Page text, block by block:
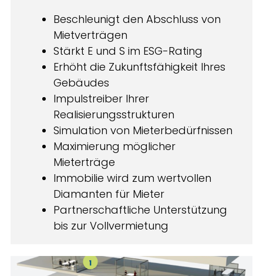
Beschleunigt den Abschluss von
Mietverträgen
Stärkt E und S im ESG-Rating
Erhöht die Zukunftsfähigkeit Ihres
Gebäudes
Impulstreiber Ihrer
Realisierungsstrukturen
Simulation von Mieterbedürfnissen
Maximierung möglicher
Mieterträge
Immobilie wird zum wertvollen
Diamanten für Mieter
Partnerschaftliche Unterstützung
bis zur Vollvermietung